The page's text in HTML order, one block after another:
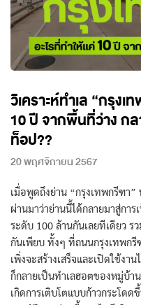
วิเคราะห์ทำเล “กรุงเ
10 ปี จากพื้นที่ว่าง ก
ท็อป??
20 พฤศจิกายน 2567
เมื่อพูดถึงย่าน “กรุงเทพกรีฑา
ผ่านมาว่าย่านนี้ได้กลายมาสู่กา
ระดับ 100 ล้านกันเลยทีเดียว ร
กันเพียบ ทั้งๆ ที่ถนนกรุงเทพกรี
เพิ่งจะสร้างเสร็จและเปิดใช้ง
ก็กลายเป็นทำเลฮอตของหมู่บ้า
เกิดการเติบโตแบบก้าวกระโดด